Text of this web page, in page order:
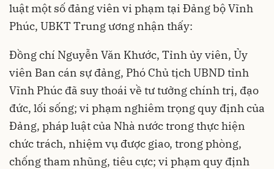
luật một số đảng viên vi phạm tại Đảng bộ Vĩnh
Phúc, UBKT Trung ương nhận thấy:
Đồng chí Nguyễn Văn Khước, Tỉnh ủy viên, Ủy
viên Ban cán sự đảng, Phó Chủ tịch UBND tỉnh
Vĩnh Phúc đã suy thoái về tư tưởng chính trị, đạo
đức, lối sống; vi phạm nghiêm trọng quy định của
Đảng, pháp luật của Nhà nước trong thực hiện
chức trách, nhiệm vụ được giao, trong phòng,
chống tham nhũng, tiêu cực; vi phạm quy định